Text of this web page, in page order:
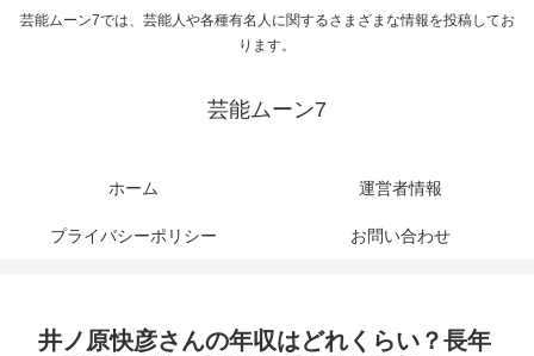
芸能ムーン7では、芸能人や各種有名人に関するさまざまな情報を投稿してお
ります。
芸能ムーン7
ホーム 運営者情報
プライバシーポリシー お問い合わせ
井ノ原快彦さんの年収はどれくらい？長年